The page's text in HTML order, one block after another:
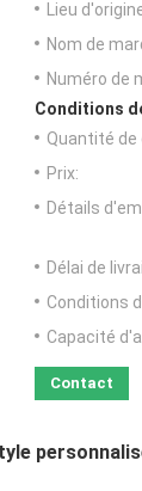
Lieu
Nom de
Numéro de
Conditions
Quantité de
Prix:
Détails
Délai de
Conditions
Capacité
Contact